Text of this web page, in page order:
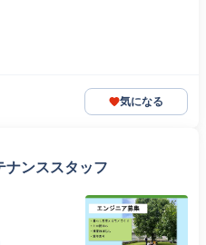
気になる
ナンススタッフ